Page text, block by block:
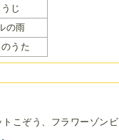
じ
の雨
うた
こぞう、フラワーゾンビ